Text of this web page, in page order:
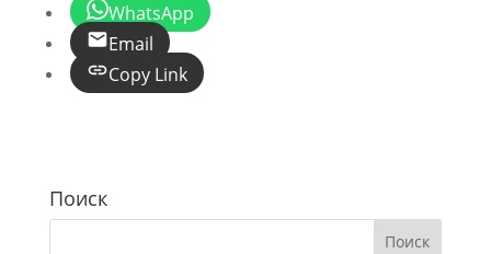
WhatsApp
Email
Copy Link
Поиск